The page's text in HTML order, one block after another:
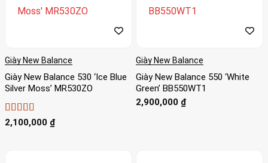
Giày New Balance
Giày New Balance 530 ‘Ice Blue
Silver Moss’ MR530ZO
Được xếp
2,100,000 ₫
Giày New Balance
Giày New Balance 550 ‘White
Green’ BB550WT1
2,900,000 ₫